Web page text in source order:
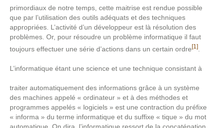
primordiaux de notre temps, cette maitrise est rendue possible
que par l’utilisation des outils adéquats et des techniques
appropriées. L’activité d’un développeur est là résolution des
problèmes. Or, pour résoudre un problème informatique il faut
toujours effectuer une série d’actions dans un certain ordre[1]
L’informatique étant une science et une technique consistant à
traiter automatiquement des informations grâce à un système
des machines appelé « ordinateur » et à des méthodes et
programmes appelés « logiciels » est une contraction du préfixe
« informa » du terme informatique et du suffixe « tique » du mot
automatique. On dira, l’informatique ressort de la concaténation